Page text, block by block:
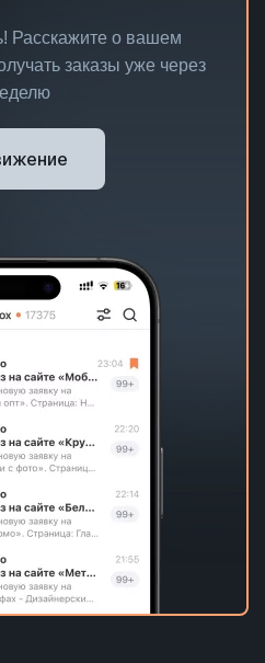
Расскажите о вашем
заказы уже через